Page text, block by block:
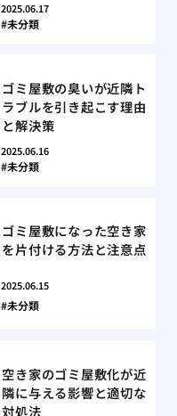
2025.06.17
未分類
ゴミ屋敷の臭いが近隣ト
ラブルを引き起こす理由
と解決策
2025.06.16
未分類
ゴミ屋敷になった空き家
を片付ける方法と注意点
2025.06.15
未分類
空き家のゴミ屋敷化が近
隣に与える影響と適切な
対処法